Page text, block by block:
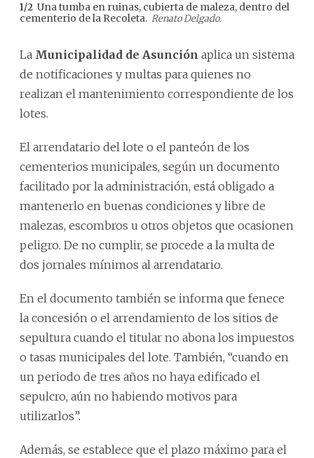
1/2 Una tumba en ruinas, cubierta de maleza, dentro del
cementerio de la Recoleta. Renato Delgado.
La Municipalidad de Asunción aplica un sistema
de notificaciones y multas para quienes no
realizan el mantenimiento correspondiente de los
lotes.
El arrendatario del lote o el panteón de los
cementerios municipales, según un documento
facilitado por la administración, está obligado a
mantenerlo en buenas condiciones y libre de
malezas, escombros u otros objetos que ocasionen
peligro. De no cumplir, se procede a la multa de
dos jornales mínimos al arrendatario.
En el documento también se informa que fenece
la concesión o el arrendamiento de los sitios de
sepultura cuando el titular no abona los impuestos
o tasas municipales del lote. También, “cuando en
un periodo de tres años no haya edificado el
sepulcro, aún no habiendo motivos para
utilizarlos”.
Además, se establece que el plazo máximo para el